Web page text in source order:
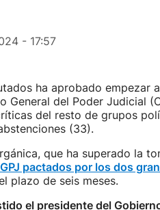
- 17:57
ha aprobado empezar
General del Poder Judicial
del resto de grupos
(33).
que ha superado la
pactados por los dos
plazo de seis meses.
el presidente del